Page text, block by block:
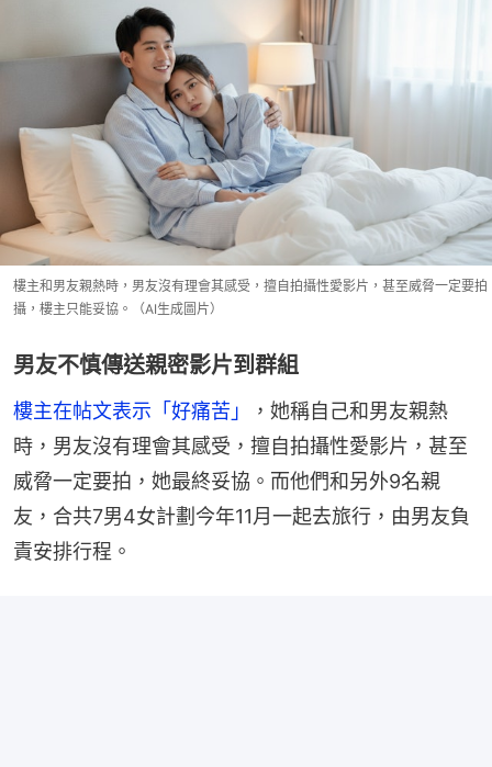
樓主和男友親熱時，男友沒有理會其感受，擅自拍攝性愛影片，甚至威脅一定要拍
攝，樓主只能妥協。（AI生成圖片）
男友不慎傳送親密影片到群組
樓主在帖文表示「好痛苦」
，她稱自己和男友親熱
時，男友沒有理會其感受，擅自拍攝性愛影片，甚至
威脅一定要拍，她最終妥協。而他們和另外9名親
友，合共7男4女計劃今年11月一起去旅行，由男友負
責安排行程。